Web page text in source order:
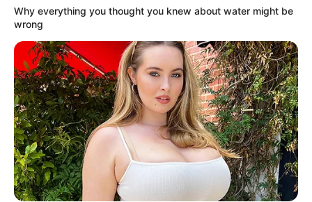
ΣΠΑΜΕ ΤΟ ΜΑΤΡΙΞ – ΤΟ ΒΙΒΛΙΟ
Why everything you thought you knew about water might be
wrong